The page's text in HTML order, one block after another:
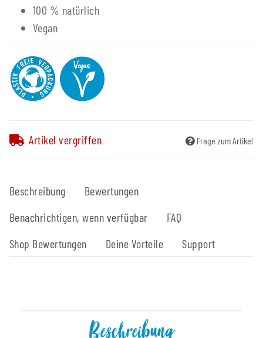
100 % natürlich
Vegan
Artikel vergriffen Frage zum Artikel
Beschreibung
Bewertungen
Benachrichtigen, wenn verfügbar
FAQ
Shop Bewertungen
Deine Vorteile Support